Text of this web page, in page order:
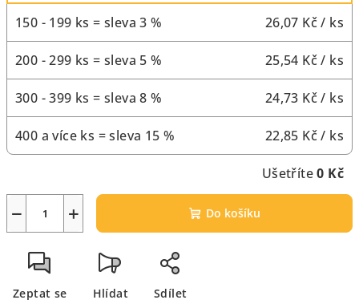
150 - 199 ks = sleva 3 % 26,07 Kč/ ks
200 - 299 ks = sleva 5 % 25,54 Kč/ ks
300 - 399 ks = sleva 8 % 24,73 Kč/ ks
400 a více ks = sleva 15 % 22,85 Kč/ ks
Ušetříte0 Kč
+
− Do košíku
Zeptat se Hlídat Sdílet